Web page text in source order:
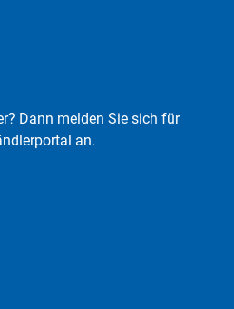
Dann melden Sie sich für
an.